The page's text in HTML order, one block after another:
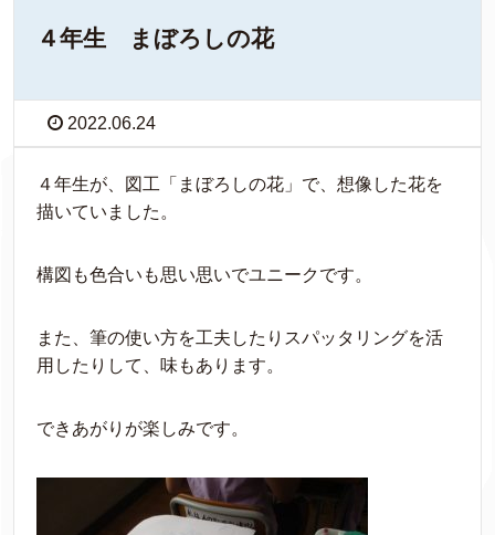
４年生 まぼろしの花
2022.06.24
４年生が、図工「まぼろしの花」で、想像した花を
描いていました。
構図も色合いも思い思いでユニークです。
また、筆の使い方を工夫したりスパッタリングを活
用したりして、味もあります。
できあがりが楽しみです。